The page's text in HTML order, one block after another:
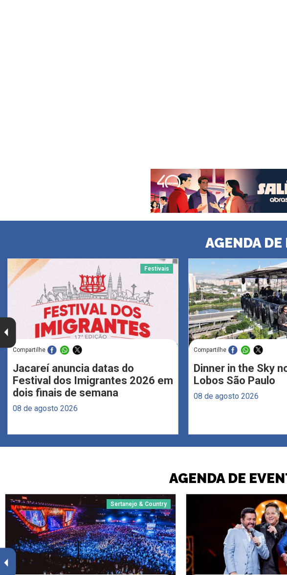
AGENDA
Festivais
Compartilhe
Jacareí anuncia datas do
Festival dos Imigrantes 2026 em
dois finais de semana
08 de agosto 2026
Compartilhe
Dinner in the Sky
Lobos São Paulo
08 de agosto 2026
AGENDA DE
Sertanejo & Country